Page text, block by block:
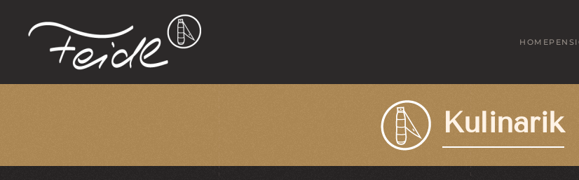
Zum Hauptinhalt springen
HOME
Kulinarik